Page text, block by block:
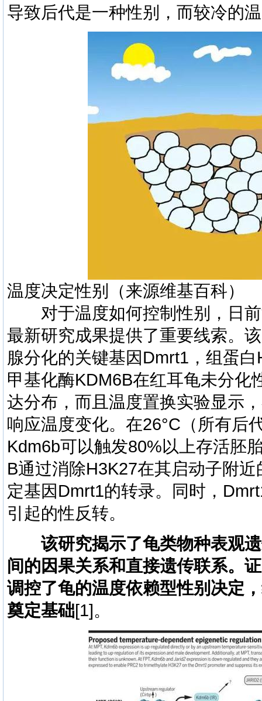
导致后代是一种性别，而较冷的
温度决定性别（来源维基百科）
对于温度如何控制性别，日前
最新研究成果提供了重要线索。
腺分化的关键基因Dmrt1，组蛋
甲基化酶KDM6B在红耳龟未分化
达分布，而且温度置换实验显示
响应温度变化。在26°C（所有后
Kdm6b可以触发80%以上存活胚
B通过消除H3K27在其启动子附
定基因Dmrt1的转录。同时，
引起的性反转。
该研究揭示了龟类物种表观
间的因果关系和直接遗传联系。
调控了龟的温度依赖型性别决定
奠定基础[1]。